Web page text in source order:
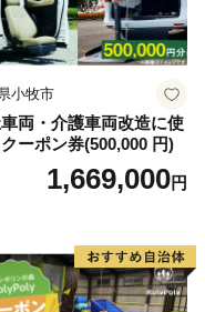
FAVORITE
日和）などを開催し
園」、航空宇宙博物
ッズや、マルシェ
企業からも記念品を
会に是非、記念品を
え、商業観光施設の
の良い公園やイベン
小牧市
両・介護車両改造に使
ーポン券(500,000 円)
1,669,000円